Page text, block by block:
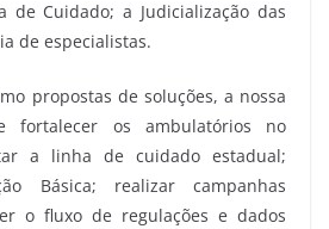
de Cuidado; a Judicialização das
de especialistas.
propostas de soluções, a nossa
fortalecer os ambulatórios no
a linha de cuidado estadual;
Básica; realizar campanhas
o fluxo de regulações e dados